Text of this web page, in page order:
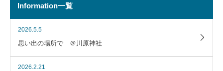
Information一覧
2026.5.5
思い出の場所で ＠川原神社
2026.2.21